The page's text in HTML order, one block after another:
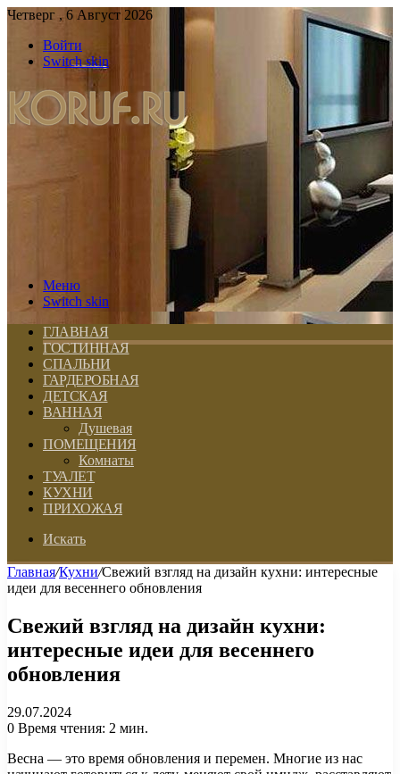
Четверг , 6 Август 2026
Войти
Switch skin
Меню
Switch skin
ГЛАВНАЯ
ГОСТИННАЯ
СПАЛЬНИ
ГАРДЕРОБНАЯ
ДЕТСКАЯ
ВАННАЯ
Душевая
ПОМЕЩЕНИЯ
Комнаты
ТУАЛЕТ
КУХНИ
ПРИХОЖАЯ
Искать
Главная/Кухни/Свежий взгляд на дизайн кухни: интересные
идеи для весеннего обновления
Свежий взгляд на дизайн кухни:
интересные идеи для весеннего
обновления
29.07.2024
0 Время чтения: 2 мин.
Весна — это время обновления и перемен. Многие из нас